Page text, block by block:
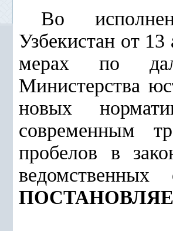
Во
Узбекистан от
мерах по
Министерства
новых
современным
пробелов в